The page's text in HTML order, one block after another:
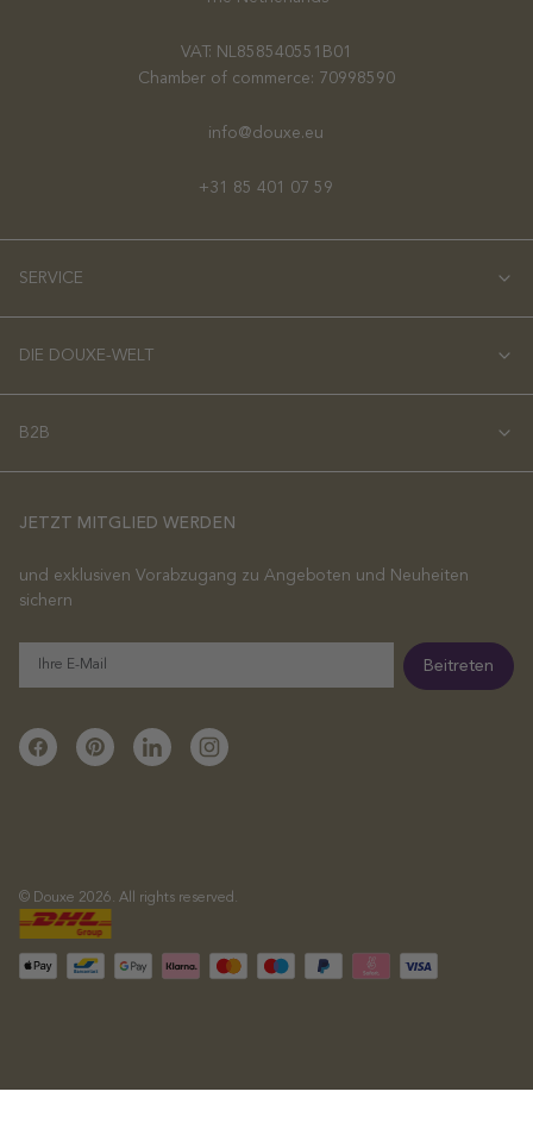
VAT: NL858540551B01
Chamber of commerce: 70998590
info@douxe.eu
+31 85 401 07 59
SERVICE
DIE DOUXE-WELT
B2B
JETZT MITGLIED WERDEN
und exklusiven Vorabzugang zu Angeboten und Neuheiten
sichern
Beitreten
© Douxe 2026. All rights reserved.
Akzeptierte